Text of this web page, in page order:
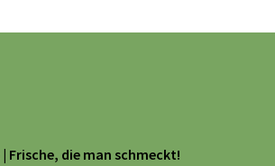
| Frische, die man schmeckt!